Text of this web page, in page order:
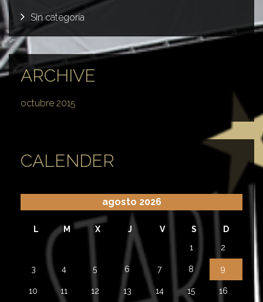
Sin categoría
ARCHIVE
octubre 2015
CALENDER
agosto 2026
L M X J V S D
1 2
3 4 5 6 7 8 9
10 11 12 13 14 15 16